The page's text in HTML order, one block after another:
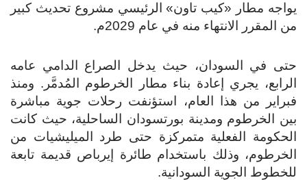
يواجه مطار «كيب تاون» الرئيسي مشروع تحديث كبير
من المقرر الانتهاء منه في عام 2029م.
حتى في السودان، حيث يدخل الصراع الدامي عامه
الرابع، يجري إعادة بناء مطار الخرطوم المُدمَّر. ومنذ
فبراير من هذا العام، استؤنفت رحلات جوية مباشرة
بين الخرطوم ومدينة بورتسودان الساحلية، حيث كانت
الحكومة الفعلية متمركزة حتى طرد الميليشيات من
الخرطوم، وذلك باستخدام طائرة إيرباص قديمة تابعة
للخطوط الجوية السودانية.